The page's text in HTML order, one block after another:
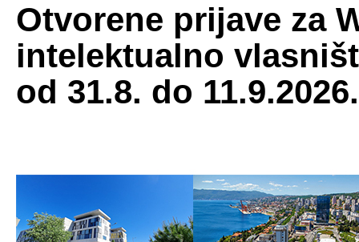
Otvorene prijave za
intelektualno
od 31.8. do 11.9.2026.